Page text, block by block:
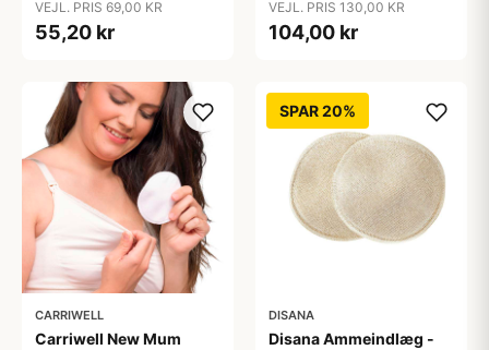
stk.
VEJL. PRIS 69,00 KR
55,20 kr
VEJL. PRIS 130,00 KR
104,00 kr
CARRIWELL
Carriwell New Mum
SPAR 20%
DISANA
Disana Ammeindlæg -